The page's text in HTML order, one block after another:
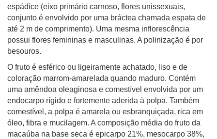
espádice (eixo primário carnoso, flores unissexuais,
conjunto é envolvido por uma bráctea chamada espata de
até 2 m de comprimento). Uma mesma inflorescência
possui flores femininas e masculinas. A polinização é por
besouros.
O fruto é esférico ou ligeiramente achatado, liso e de
coloração marrom-amarelada quando maduro. Contém
uma amêndoa oleaginosa e comestível envolvida por um
endocarpo rígido e fortemente aderida à polpa. Também
comestível, a polpa é amarela ou esbranquiçada, rica em
óleo, fibra e mucilagem. A composição média do fruto da
macaúba na base seca é epicarpo 21%, mesocarpo 38%,